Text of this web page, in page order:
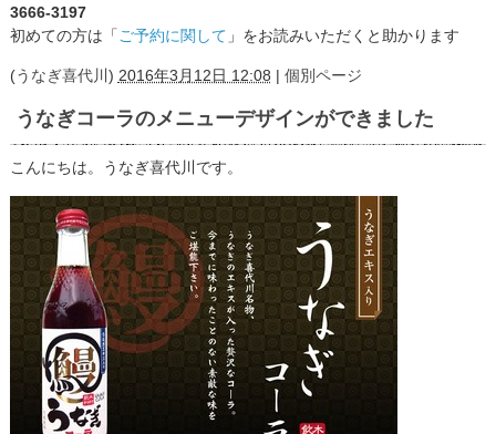
3666-3197
初めての方は「 ご予約に関して 」をお読みいただくと助かります
(うなぎ喜代川 ) 2016年3月12日 12:08 | 個別ページ
うなぎコーラのメニューデザインができました
こんにちは。うなぎ喜代川です。